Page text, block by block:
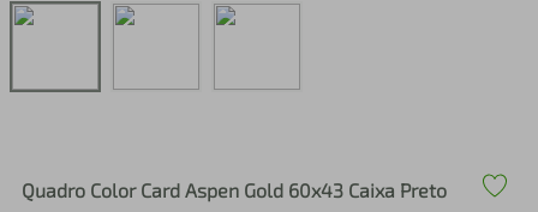
Quadro Color Card Aspen Gold 60x43 Caixa Preto
perfume